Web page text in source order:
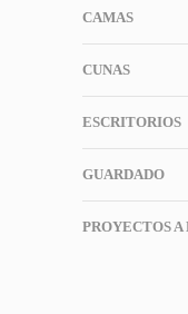
CAMAS
CUNAS
ESCRITORIOS
GUARDADO
PROYECTOS